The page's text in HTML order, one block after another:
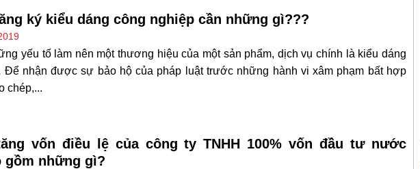
ký kiểu dáng công nghiệp cần những gì???
yếu tố làm nên một thương hiệu của một sản phẩm, dịch vụ chính là kiểu dáng
Để nhận được sự bảo hộ của pháp luật trước những hành vi xâm phạm bất hợp
chép,...
vốn điều lệ của công ty TNHH 100% vốn đầu tư nước
gồm những gì?